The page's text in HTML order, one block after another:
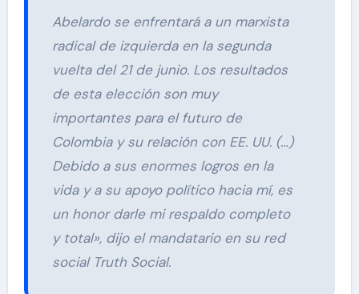
Abelardo se enfrentará a un marxista
radical de izquierda en la segunda
vuelta del 21 de junio. Los resultados
de esta elección son muy
importantes para el futuro de
Colombia y su relación con EE. UU. (…)
Debido a sus enormes logros en la
vida y a su apoyo político hacia mí, es
un honor darle mi respaldo completo
y total», dijo el mandatario en su red
social Truth Social.